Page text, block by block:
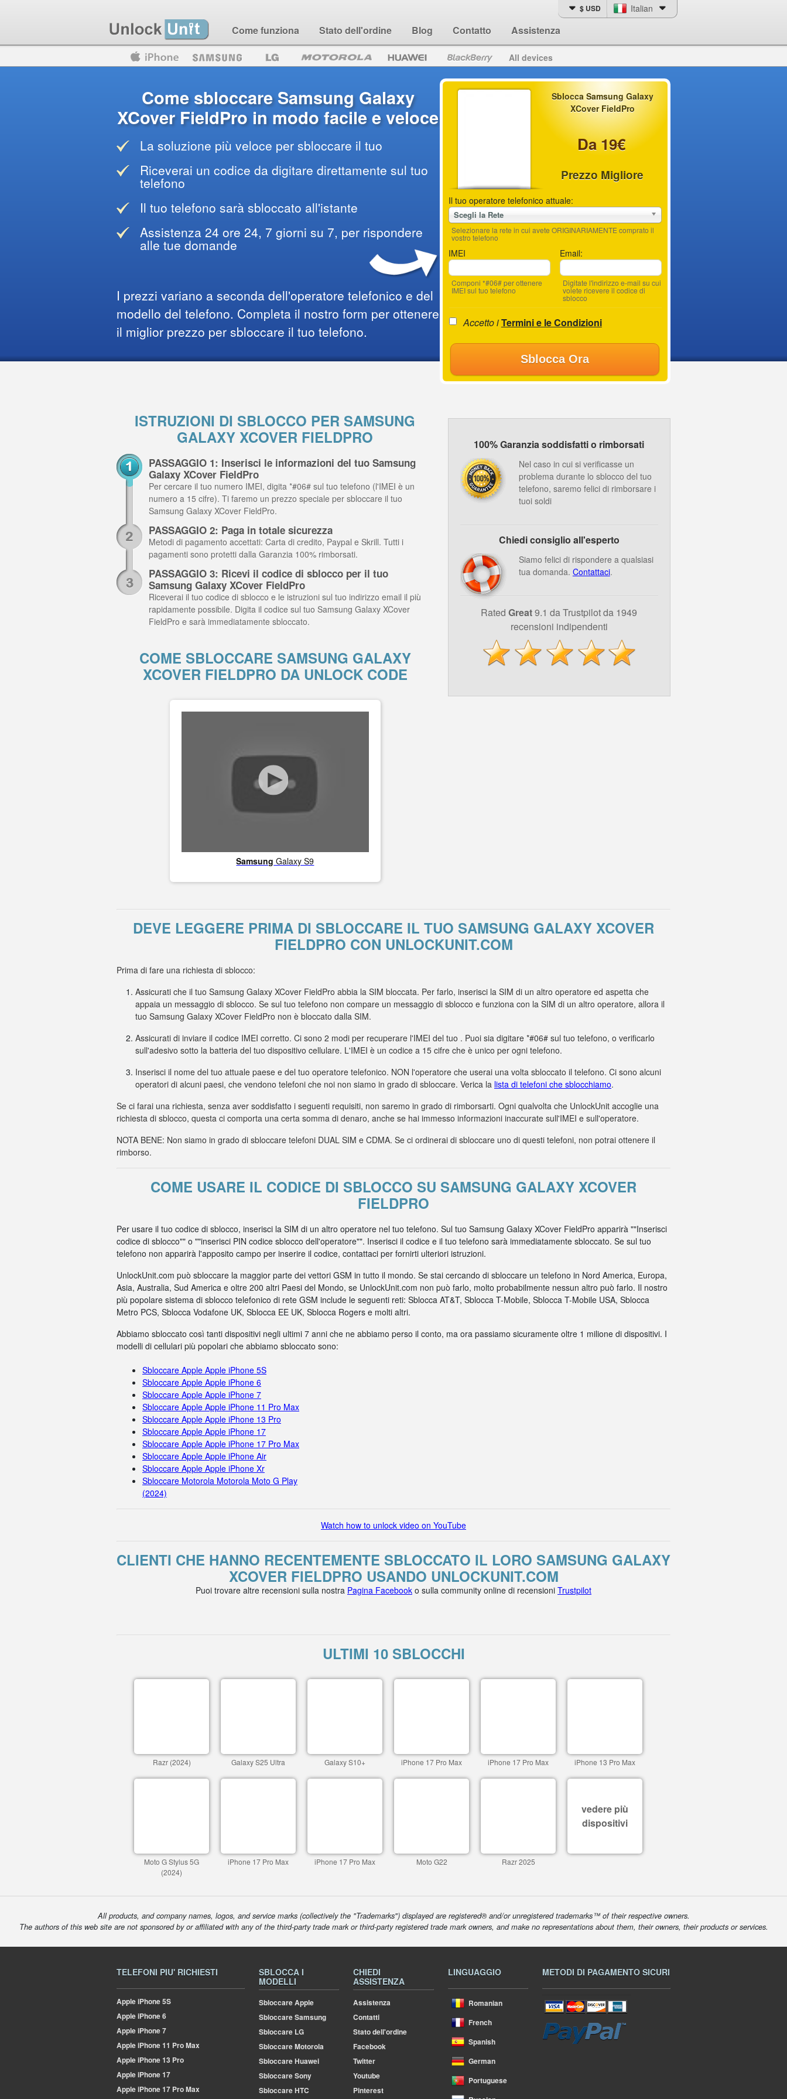
Come funziona Stato dell'ordine Blog Contatto Assistenza
$ USD Italian
Blackberry All devices
Sblocca Samsung Galaxy
XCover FieldPro
Da 19€
Prezzo Migliore
Il tuo operatore telefonico attuale:
Scegli la Rete
Selezionare la rete in cui avete ORIGINARIAMENTE comprato il
vostro telefono
IMEI
Componi *#06# per ottenere
IMEI sul tuo telefono
Email:
Digitate l'indirizzo e-mail su cui
volete ricevere il codice di
sblocco
Accetto iTermini e le Condizioni
Sblocca Ora
Come sbloccare Samsung Galaxy
XCover FieldPro in modo facile e veloce
La soluzione più veloce per sbloccare il tuo
Riceverai un codice da digitare direttamente sul tuo
telefono
Il tuo telefono sarà sbloccato all'istante
Assistenza 24 ore 24, 7 giorni su 7, per rispondere
alle tue domande
I prezzi variano a seconda dell'operatore telefonico e del
modello del telefono. Completa il nostro form per ottenere
il miglior prezzo per sbloccare il tuo telefono.
ISTRUZIONI DI SBLOCCO PER SAMSUNG
GALAXY XCOVER FIELDPRO
PASSAGGIO 1: Inserisci le informazioni del tuo Samsung
Galaxy XCover FieldPro
Per cercare il tuo numero IMEI, digita *#06# sul tuo telefono (l'IMEI è un
numero a 15 cifre). Ti faremo un prezzo speciale per sbloccare il tuo
Samsung Galaxy XCover FieldPro.
PASSAGGIO 2: Paga in totale sicurezza
Metodi di pagamento accettati: Carta di credito, Paypal e Skrill. Tutti i
pagamenti sono protetti dalla Garanzia 100% rimborsati.
PASSAGGIO 3: Ricevi il codice di sblocco per il tuo
Samsung Galaxy XCover FieldPro
Riceverai il tuo codice di sblocco e le istruzioni sul tuo indirizzo email il più
rapidamente possibile. Digita il codice sul tuo Samsung Galaxy XCover
FieldPro e sarà immediatamente sbloccato.
COME SBLOCCARE SAMSUNG GALAXY
XCOVER FIELDPRO DA UNLOCK CODE
Samsung Galaxy S9
100% Garanzia soddisfatti o rimborsati
Nel caso in cui si verificasse un
problema durante lo sblocco del tuo
telefono, saremo felici di rimborsare i
tuoi soldi
Chiedi consiglio all'esperto
Siamo felici di rispondere a qualsiasi
tua domanda. Contattaci.
RatedGreat9.1 da Trustpilot da 1949
recensioni indipendenti
DEVE LEGGERE PRIMA DI SBLOCCARE IL TUO SAMSUNG GALAXY XCOVER
FIELDPRO CON UNLOCKUNIT.COM
Prima di fare una richiesta di sblocco:
Assicurati che il tuo Samsung Galaxy XCover FieldPro abbia la SIM bloccata. Per farlo, inserisci la SIM di un altro operatore ed aspetta che
appaia un messaggio di sblocco. Se sul tuo telefono non compare un messaggio di sblocco e funziona con la SIM di un altro operatore, allora il
tuo Samsung Galaxy XCover FieldPro non è bloccato dalla SIM.
Assicurati di inviare il codice IMEI corretto. Ci sono 2 modi per recuperare l'IMEI del tuo . Puoi sia digitare *#06# sul tuo telefono, o verificarlo
sull'adesivo sotto la batteria del tuo dispositivo cellulare. L'IMEI è un codice a 15 cifre che è unico per ogni telefono.
Inserisci il nome del tuo attuale paese e del tuo operatore telefonico. NON l'operatore che userai una volta sbloccato il telefono. Ci sono alcuni
operatori di alcuni paesi, che vendono telefoni che noi non siamo in grado di sbloccare. Verica la lista di telefoni che sblocchiamo.
Se ci farai una richiesta, senza aver soddisfatto i seguenti requisiti, non saremo in grado di rimborsarti. Ogni qualvolta che UnlockUnit accoglie una
richiesta di sblocco, questa ci comporta una certa somma di denaro, anche se hai immesso informazioni inaccurate sull'IMEI e sull'operatore.
NOTA BENE: Non siamo in grado di sbloccare telefoni DUAL SIM e CDMA. Se ci ordinerai di sbloccare uno di questi telefoni, non potrai ottenere il
rimborso.
COME USARE IL CODICE DI SBLOCCO SU SAMSUNG GALAXY XCOVER
FIELDPRO
Per usare il tuo codice di sblocco, inserisci la SIM di un altro operatore nel tuo telefono. Sul tuo Samsung Galaxy XCover FieldPro apparirà ""Inserisci
codice di sblocco"" o ""inserisci PIN codice sblocco dell'operatore"". Inserisci il codice e il tuo telefono sarà immediatamente sbloccato. Se sul tuo
telefono non apparirà l'apposito campo per inserire il codice, contattaci per fornirti ulteriori istruzioni.
UnlockUnit.com può sbloccare la maggior parte dei vettori GSM in tutto il mondo. Se stai cercando di sbloccare un telefono in Nord America, Europa,
Asia, Australia, Sud America e oltre 200 altri Paesi del Mondo, se UnlockUnit.com non può farlo, molto probabilmente nessun altro può farlo. Il nostro
più popolare sistema di sblocco telefonico di rete GSM include le seguenti reti: Sblocca AT&T, Sblocca T-Mobile, Sblocca T-Mobile USA, Sblocca
Metro PCS, Sblocca Vodafone UK, Sblocca EE UK, Sblocca Rogers e molti altri.
Abbiamo sbloccato così tanti dispositivi negli ultimi 7 anni che ne abbiamo perso il conto, ma ora passiamo sicuramente oltre 1 milione di dispositivi. I
modelli di cellulari più popolari che abbiamo sbloccato sono:
Sbloccare Apple Apple iPhone 5S
Sbloccare Apple Apple iPhone 6
Sbloccare Apple Apple iPhone 7
Sbloccare Apple Apple iPhone 11 Pro Max
Sbloccare Apple Apple iPhone 13 Pro
Sbloccare Apple Apple iPhone 17
Sbloccare Apple Apple iPhone 17 Pro Max
Sbloccare Apple Apple iPhone Air
Sbloccare Apple Apple iPhone Xr
Sbloccare Motorola Motorola Moto G Play
(2024)
Watch how to unlock video on YouTube
CLIENTI CHE HANNO RECENTEMENTE SBLOCCATO IL LORO SAMSUNG GALAXY
XCOVER FIELDPRO USANDO UNLOCKUNIT.COM
Puoi trovare altre recensioni sulla nostra Pagina Facebook o sulla community online di recensioni Trustpilot
ULTIMI 10 SBLOCCHI
Razr (2024) Galaxy S25 Ultra Galaxy S10+ iPhone 17 Pro Max iPhone 17 Pro Max iPhone 13 Pro Max
Moto G Stylus 5G
(2024)
iPhone 17 Pro Max iPhone 17 Pro Max Moto G22 Razr 2025
vedere più
dispositivi
All products, and company names, logos, and service marks (collectively the "Trademarks") displayed are registered® and/or unregistered trademarks™ of their respective owners.
The authors of this web site are not sponsored by or affiliated with any of the third-party trade mark or third-party registered trade mark owners, and make no representations about them, their owners, their products or services.
TELEFONI PIU' RICHIESTI
AppleiPhone 5S
AppleiPhone 6
AppleiPhone 7
AppleiPhone 11 Pro Max
AppleiPhone 13 Pro
AppleiPhone 17
AppleiPhone 17 Pro Max
SBLOCCA I
MODELLI
Sbloccare Apple
Sbloccare Samsung
Sbloccare LG
Sbloccare Motorola
Sbloccare Huawei
Sbloccare Sony
Sbloccare HTC
CHIEDI
ASSISTENZA
Assistenza
Contatti
Stato dell'ordine
Facebook
Twitter
Youtube
Pinterest
LINGUAGGIO
Romanian
French
Spanish
German
Portuguese
METODI DI PAGAMENTO SICURI